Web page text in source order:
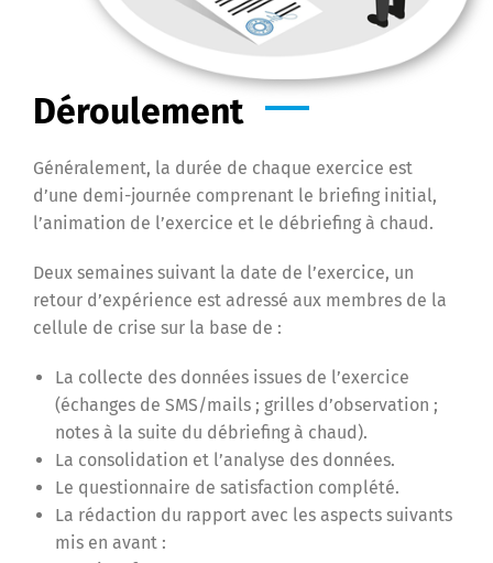
Déroulement
Généralement, la durée de chaque exercice est
d’une demi-journée comprenant le briefing initial,
l’animation de l’exercice et le débriefing à chaud.
Deux semaines suivant la date de l’exercice, un
retour d’expérience est adressé aux membres de la
cellule de crise sur la base de :
La collecte des données issues de l’exercice
(échanges de SMS/mails ; grilles d’observation ;
notes à la suite du débriefing à chaud).
La consolidation et l’analyse des données.
Le questionnaire de satisfaction complété.
La rédaction du rapport avec les aspects suivants
mis en avant :